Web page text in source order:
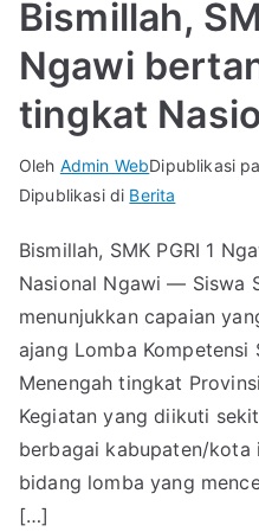
Bismillah,
Ngawi
tingkat
Oleh Admin WebDipublikasi
Dipublikasi di Berita
Bismillah, SMK PGRI 1
Nasional Ngawi — Siswa
menunjukkan capaian
ajang Lomba Kompetensi
Menengah tingkat
Kegiatan yang diikuti
berbagai kabupaten/kota
bidang lomba yang
[…]